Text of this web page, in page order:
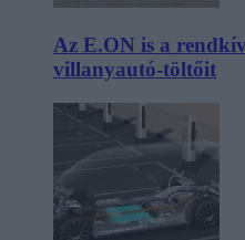
Az E.ON is a
villanyautó-töltőit